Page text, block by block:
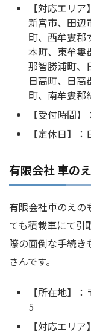
【対応エリ
新宮市、田辺
町、西牟婁郡
本町、東牟婁
那智勝浦町、
日高町、日高
町、南牟婁郡
【受付時間
【定休日】
有限会社 車の
有限会社車のえの
ても積載車にて引
際の面倒な手続き
さんです。
【所在地】
5
【対応エリ